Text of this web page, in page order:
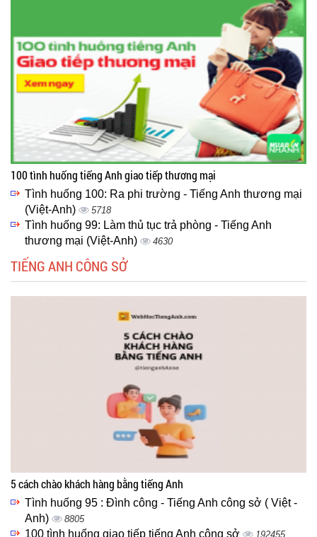
100 tình huống tiếng Anh giao tiếp thương mại
Tình huống 100: Ra phi trường - Tiếng Anh thương mại
(Việt-Anh)
5718
Tình huống 99: Làm thủ tục trả phòng - Tiếng Anh
thương mại (Việt-Anh)
4630
TIẾNG ANH CÔNG SỞ
5 cách chào khách hàng bằng tiếng Anh
Tình huống 95 : Đình công - Tiếng Anh công sở ( Việt -
Anh)
8805
100 tình huống giao tiếp tiếng Anh công sở 192455